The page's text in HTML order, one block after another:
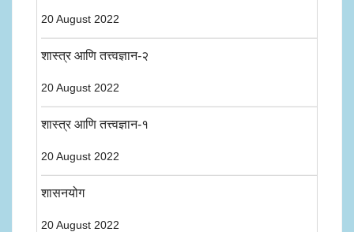
20 August 2022
शास्त्र आणि तत्त्वज्ञान-२
20 August 2022
शास्त्र आणि तत्त्वज्ञान-१
20 August 2022
शासनयोग
20 August 2022